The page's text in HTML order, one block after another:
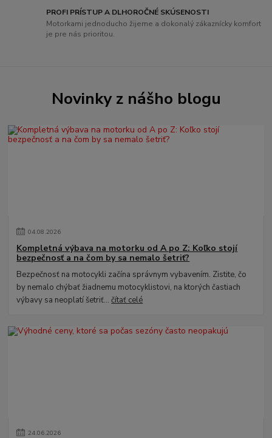
PROFI PRÍSTUP A DLHOROČNÉ SKÚSENOSTI
Motorkami jednoducho žijeme a dokonalý zákaznícky komfort
je pre nás prioritou.
Novinky z nášho blogu
04.08.2026
Kompletná výbava na motorku od A po Z: Koľko stojí
bezpečnosť a na čom by sa nemalo šetriť?
Bezpečnosť na motocykli začína správnym vybavením. Zistite, čo
by nemalo chýbať žiadnemu motocyklistovi, na ktorých častiach
výbavy sa neoplatí šetriť...čítať celé
24.06.2026